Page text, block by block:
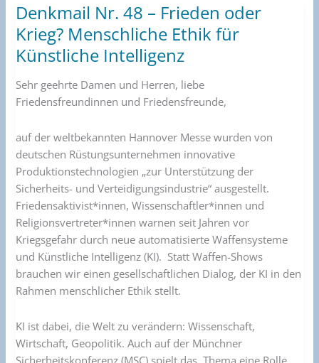
Denkmail Nr. 48 – Frieden oder
Krieg? Menschliche Ethik für
Künstliche Intelligenz
Sehr geehrte Damen und Herren, liebe
Friedensfreundinnen und Friedensfreunde,
auf der weltbekannten Hannover Messe wurden von
deutschen Rüstungsunternehmen innovative
Produktionstechnologien „zur Unterstützung der
Sicherheits- und Verteidigungsindustrie“ ausgestellt.
Friedensaktivist*innen, Wissenschaftler*innen und
Religionsvertreter*innen warnen seit Jahren vor
Kriegsgefahr durch neue automatisierte Waffensysteme
und Künstliche Intelligenz (KI). Statt Waffen-Shows
brauchen wir einen gesellschaftlichen Dialog, der KI in den
Rahmen menschlicher Ethik stellt.
KI ist dabei, die Welt zu verändern: Wissenschaft,
Wirtschaft, Geopolitik. Auch auf der Münchner
Sicherheitskonferenz (MSC) spielt das Thema eine Rolle,
Denkmail
Nr.
48
–
Frieden
oder
Ethik
für
Künstliche
Intelligenz